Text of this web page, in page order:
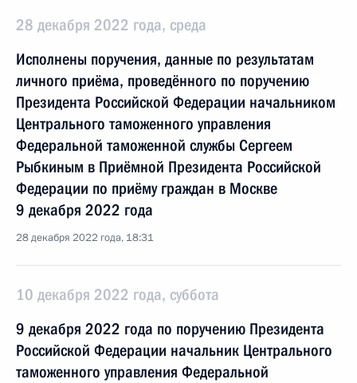
28 декабря 2022 года, среда
Исполнены поручения, данные по результатам
личного приёма, проведённого по поручению
Президента Российской Федерации начальником
Центрального таможенного управления
Федеральной таможенной службы Сергеем
Рыбкиным в Приёмной Президента Российской
Федерации по приёму граждан в Москве
9 декабря 2022 года
28 декабря 2022 года, 18:31
10 декабря 2022 года, суббота
9 декабря 2022 года по поручению Президента
Российской Федерации начальник Центрального
таможенного управления Федеральной